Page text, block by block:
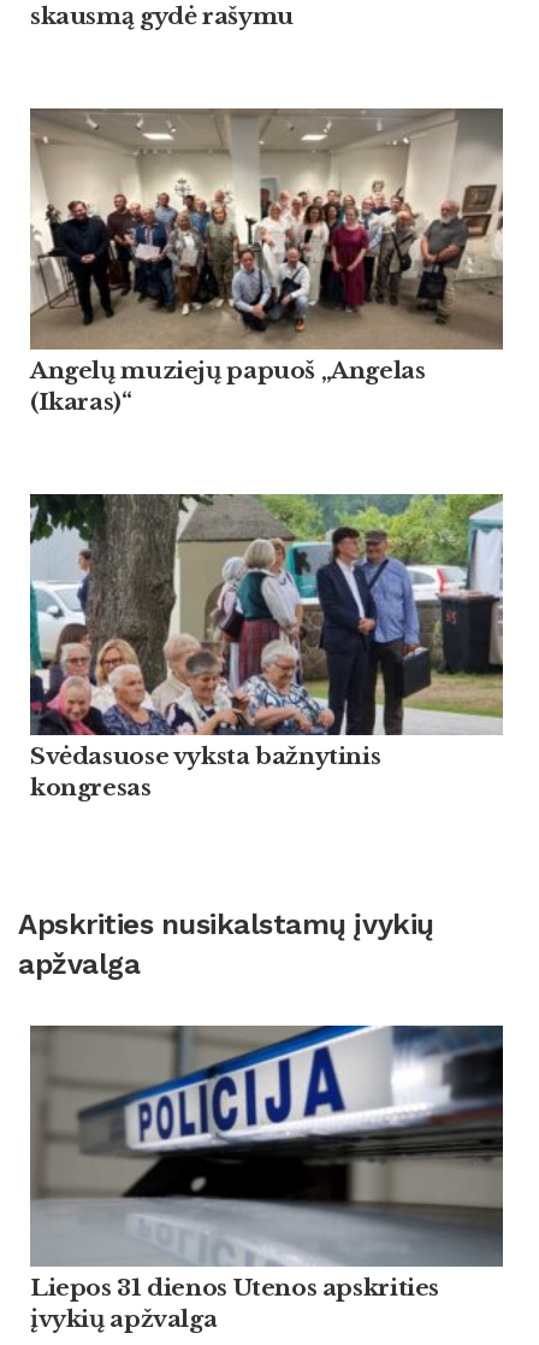
skausmą gydė rašymu
Angelų muziejų papuoš „Angelas
(Ikaras)“
Svėdasuose vyksta bažnytinis
kongresas
Apskrities nusikalstamų įvykių
apžvalga
Liepos 31 dienos Utenos apskrities
įvykių apžvalga